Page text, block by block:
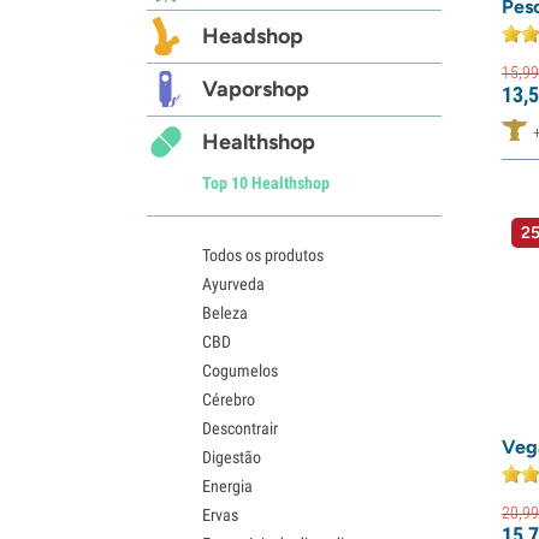
15,99
13,
20,99
Headshop
Vaporshop
Healthshop
Top 10 Healthshop
Todos os produtos
Ayurveda
Beleza
CBD
Cogumelos
Cérebro
Descontrair
Digestão
Energia
Ervas